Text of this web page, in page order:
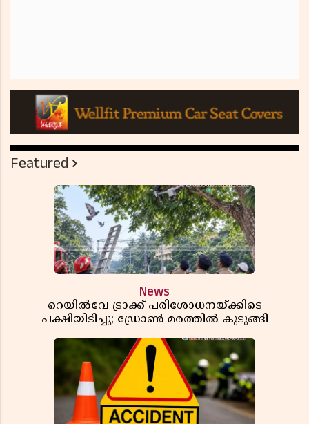
Featured
News
റെയിൽവേ ട്രാക്ക് പരിശോധനയ്ക്കിടെ
പക്ഷിയിടിച്ചു; ഡ്രോൺ മരത്തിൽ കുടുങ്ങി